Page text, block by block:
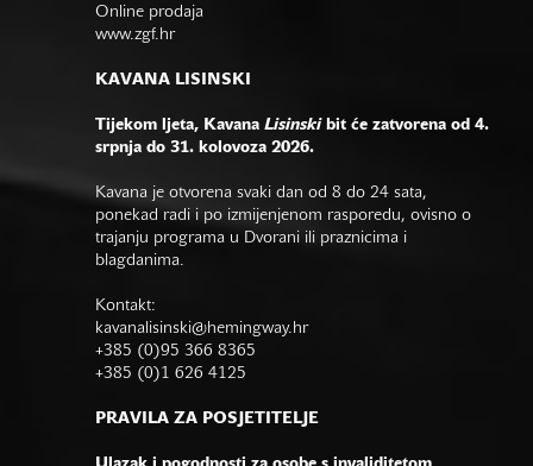
Online prodaja
www.zgf.hr
KAVANA LISINSKI
Tijekom ljeta, Kavana Lisinski bit će zatvorena od 4.
srpnja do 31. kolovoza 2026.
Kavana je otvorena svaki dan od 8 do 24 sata,
ponekad radi i po izmijenjenom rasporedu, ovisno o
trajanju programa u Dvorani ili praznicima i
blagdanima.
Kontakt:
kavanalisinski@hemingway.hr
+385 (0)95 366 8365
+385 (0)1 626 4125
PRAVILA ZA POSJETITELJE